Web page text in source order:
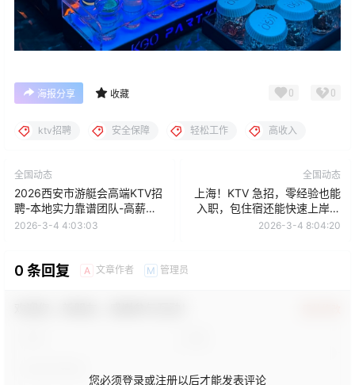
海报分享 收藏 0 0
ktv招聘 安全保障 轻松工作 高收入
全国动态
2026西安市游艇会高端KTV招
聘-本地实力靠谱团队-高薪日
结邀您加入！
2026-3-4 4:03:03
全国动态
上海！KTV 急招，零经验也能
入职，包住宿还能快速上岸买
房买车
2026-3-4 8:04:20
0 条回复 A 文章作者 M 管理员
您必须登录或注册以后才能发表评论